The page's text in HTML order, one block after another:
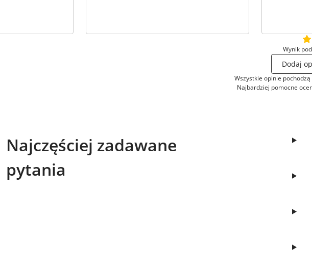
Wynik
Dodaj
Wszystkie opinie
Najbardziej pomocne
Najczęściej zadawane
pytania